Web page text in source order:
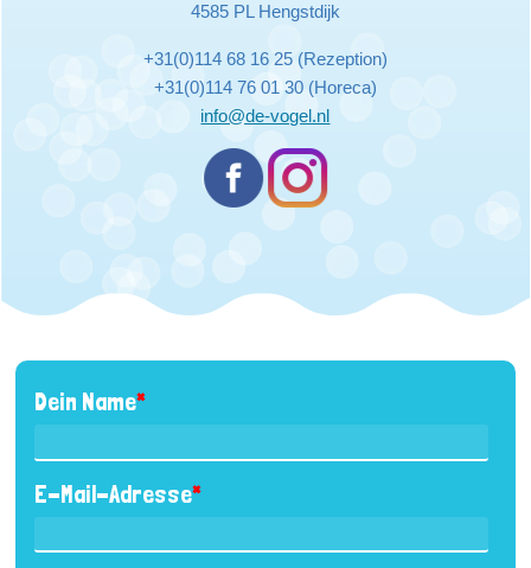
4585 PL Hengstdijk
+31(0)114 68 16 25 (Rezeption)
+31(0)114 76 01 30 (Horeca)
info@de-vogel.nl
Dein Name*
E-Mail-Adresse*